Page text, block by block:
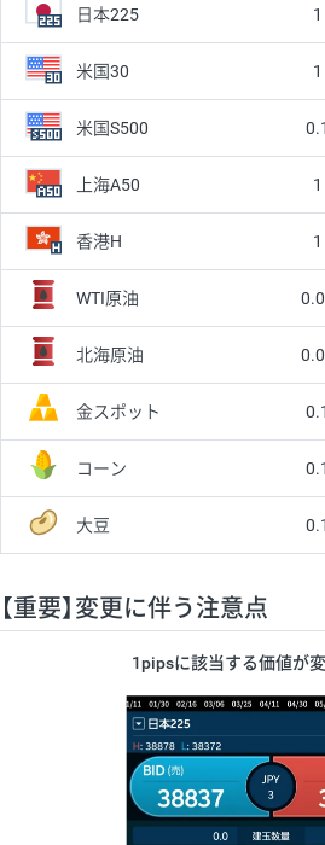
日本225 1
米国30 1
米国S500 0.1
上海A50 1
香港H 1
WTI原油
北海原油
金スポット 0.1
コーン 0.1
大豆 0.1
【重要】変更に伴う注意点
1pipsに該当する価値が